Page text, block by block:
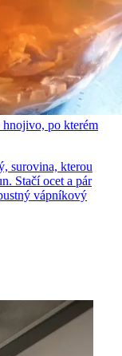
hnojivo, po kterém
surovina, kterou
Stačí ocet a pár
vápníkový